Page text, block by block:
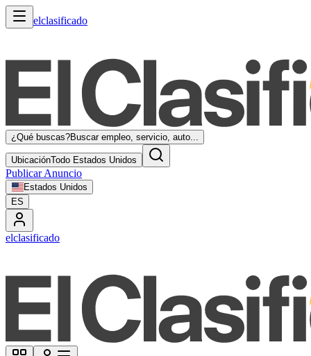
elclasificado
¿Qué buscas?Buscar empleo, servicio, auto...
UbicaciónTodo Estados Unidos
Publicar Anuncio
Estados Unidos
ES
elclasificado